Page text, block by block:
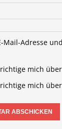
Mail-Adresse
mich
mich